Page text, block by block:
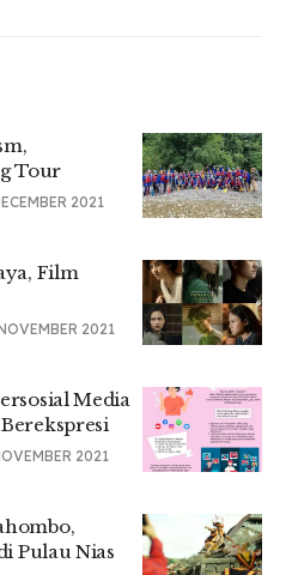
atau biasa kita kenal dengan
dimaksud jika
mendistribusikan,
ciptaan, atau membuat
disimpulkan dalam Undang-
pasal 43, terdapat perbuatan
hak cipta.
Tour
2021
Film
2021
Media
2021
Pulau Nias